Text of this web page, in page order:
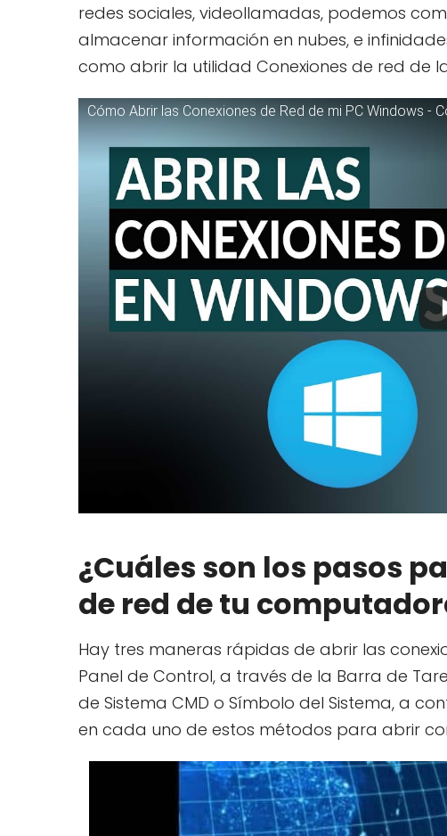
redes sociales, videollamadas, podemos
almacenar información en nubes, e
como abrir la utilidad Conexiones de red de
Cómo Abrir las Conexiones de Red de mi PC Windows -
¿Cuáles son los pasos
de red de tu
Hay tres maneras rápidas de abrir las
Panel de Control, a través de la Barra de
de Sistema CMD o Símbolo del Sistema, a
en cada uno de estos métodos para abrir